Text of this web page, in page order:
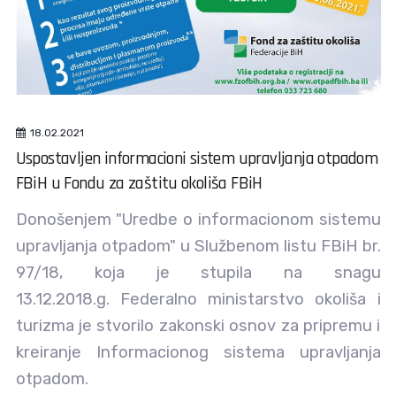
18.02.2021
Uspostavljen informacioni sistem upravljanja otpadom
FBiH u Fondu za zaštitu okoliša FBiH
Donošenjem "Uredbe o informacionom sistemu
upravljanja otpadom" u Službenom listu FBiH br.
97/18, koja je stupila na snagu
13.12.2018.g. Federalno ministarstvo okoliša i
turizma je stvorilo zakonski osnov za pripremu i
kreiranje Informacionog sistema upravljanja
otpadom.